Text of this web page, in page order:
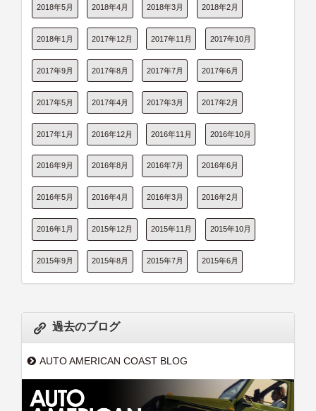
2018年5月 2018年4月 2018年3月 2018年2月
2018年1月 2017年12月 2017年11月 2017年10月
2017年9月 2017年8月 2017年7月 2017年6月
2017年5月 2017年4月 2017年3月 2017年2月
2017年1月 2016年12月 2016年11月 2016年10月
2016年9月 2016年8月 2016年7月 2016年6月
2016年5月 2016年4月 2016年3月 2016年2月
2016年1月 2015年12月 2015年11月 2015年10月
2015年9月 2015年8月 2015年7月 2015年6月
過去のブログ
AUTO AMERICAN COAST BLOG